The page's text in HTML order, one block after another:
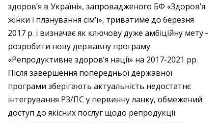
здоров’я в Україні», запровадженого БФ «Здоров’я
жінки і планування сім’ї», триватиме до березня
2017 р. і визначає як ключову дуже амбіційну мету – ​
розробити нову державну програму
«Репродуктивне здоров’я нації» на 2017-2021 рр.
Після завершення попередньої державної
програми зберігають актуальність недостатнє
інтегрування РЗ/ПС у первинну ланку, обмежений
доступ до якісних послуг щодо репродукції